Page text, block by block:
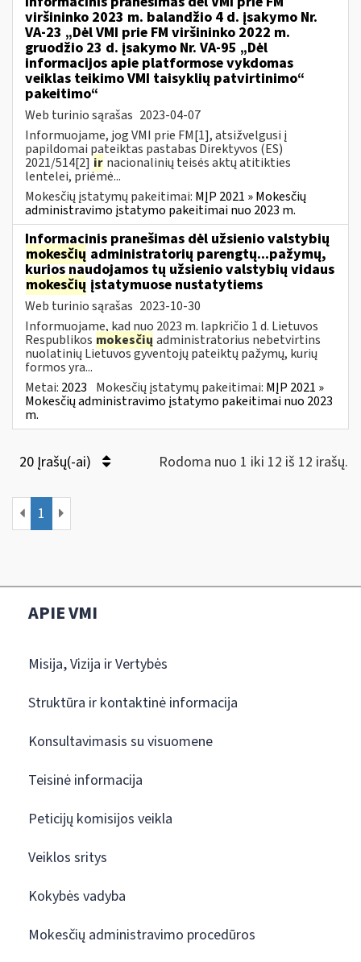
viršininko 2023 m. balandžio 4 d. įsakymo Nr.
VA-23 „Dėl VMI prie FM viršininko 2022 m.
gruodžio 23 d. įsakymo Nr. VA-95 „Dėl
informacijos apie platformose vykdomas
veiklas teikimo VMI taisyklių patvirtinimo“
pakeitimo“
Web turinio sąrašas 2023-04-07
Informuojame, jog VMI prie FM[1], atsižvelgusi į
papildomai pateiktas pastabas Direktyvos (ES)
2021/514[2] ir nacionalinių teisės aktų atitikties
lentelei, priėmė...
Mokesčių įstatymų pakeitimai: MĮP 2021 » Mokesčių
administravimo įstatymo pakeitimai nuo 2023 m.
Informacinis pranešimas dėl užsienio valstybių
mokesčių administratorių parengtų...pažymų,
kurios naudojamos tų užsienio valstybių vidaus
mokesčių įstatymuose nustatytiems
Web turinio sąrašas 2023-10-30
Informuojame, kad nuo 2023 m. lapkričio 1 d. Lietuvos
Respublikos mokesčių administratorius nebetvirtins
nuolatinių Lietuvos gyventojų pateiktų pažymų, kurių
formos yra...
Metai: 2023 Mokesčių įstatymų pakeitimai: MĮP 2021 »
Mokesčių administravimo įstatymo pakeitimai nuo 2023
m.
20 Įrašų(-ai) Rodoma nuo 1 iki 12 iš 12 irašų.
1
APIE VMI
Misija, Vizija ir Vertybės
Struktūra ir kontaktinė informacija
Konsultavimasis su visuomene
Teisinė informacija
Peticijų komisijos veikla
Veiklos sritys
Kokybės vadyba
Mokesčių administravimo procedūros